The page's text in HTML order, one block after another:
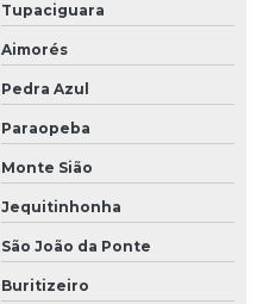
Tupaciguara
Aimorés
Pedra Azul
Paraopeba
Monte Sião
Jequitinhonha
São João da Ponte
Buritizeiro